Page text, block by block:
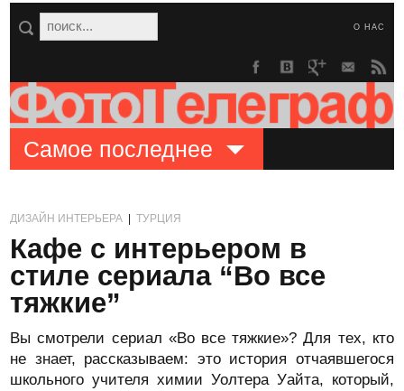
О НАС
Самое последнее
ДИЗАЙН ИНТЕРЬЕРА |ТУРЦИЯ
Кафе с интерьером в
стиле сериала “Во все
тяжкие”
Вы смотрели сериал «Во все тяжкие»? Для тех, кто
не знает, рассказываем: это история отчаявшегося
школьного учителя химии Уолтера Уайта, который,